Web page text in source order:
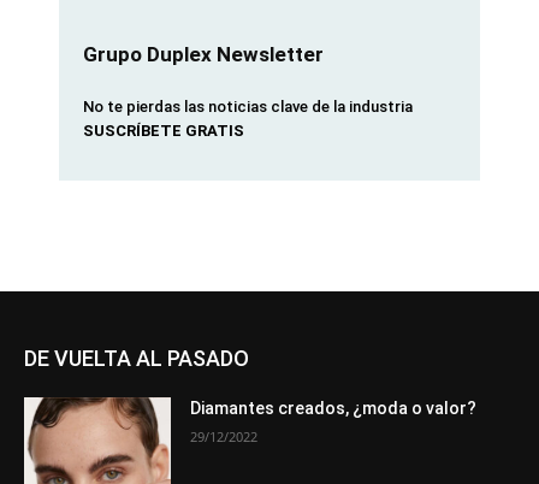
Grupo Duplex Newsletter
No te pierdas las noticias clave de la industria
SUSCRÍBETE GRATIS
DE VUELTA AL PASADO
Diamantes creados, ¿moda o valor?
29/12/2022